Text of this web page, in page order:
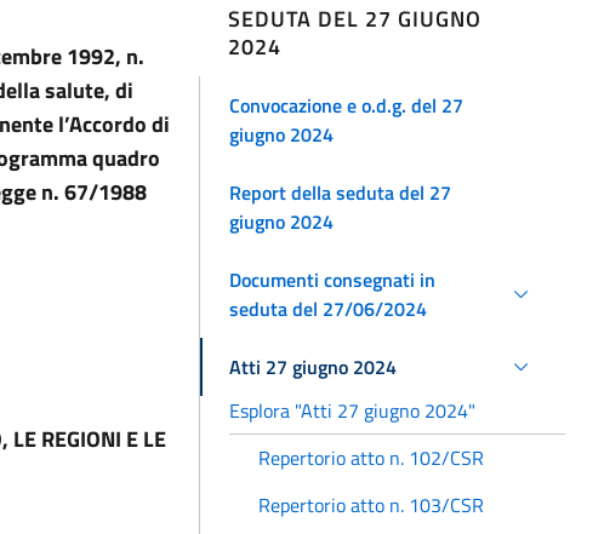
1992, n.
salute, di
l’Accordo di
quadro
n. 67/1988
LE REGIONI E LE
SEDUTA DEL 27 GIUGNO
2024
Convocazione e o.d.g. del 27
giugno 2024
Report della seduta del 27
giugno 2024
Documenti consegnati in
seduta del 27/06/2024
Atti 27 giugno 2024
Esplora "Atti 27 giugno 2024"
Repertorio atto n. 102/CSR
Repertorio atto n. 103/CSR